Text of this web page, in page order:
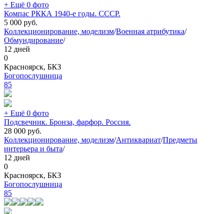
+ Ещё 0 фото
Компас РККА 1940-е годы. СССР.
5 000 руб.
Коллекционирование, моделизм/Военная атрибутика/
Обмундирование/
12 дней
0
Красноярск, БКЗ
Богопослушница
85
+ Ещё 0 фото
Подсвечник. Бронза, фарфор. Россия.
28 000 руб.
Коллекционирование, моделизм/Антиквариат/Предметы
интерьера и быта/
12 дней
0
Красноярск, БКЗ
Богопослушница
85